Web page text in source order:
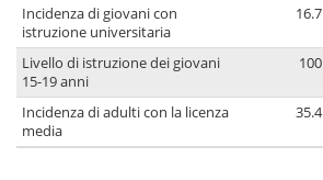
Incidenza di giovani con
istruzione universitaria
16.7
Livello di istruzione dei giovani
15-19 anni
100
Incidenza di adulti con la licenza
media
35.4